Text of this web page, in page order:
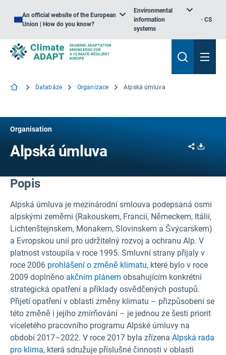
An official website of the European
Union | How do you know?
Environmental
information
systems
CS
Databáze Organizace Alpská úmluva
Organisation
Alpská úmluva Share
Popis
Alpská úmluva je mezinárodní smlouva podepsaná osmi
alpskými zeměmi (Rakouskem, Francií, Německem, Itálií,
Lichtenštejnskem, Monakem, Slovinskem a Švýcarskem)
a Evropskou unií pro udržitelný rozvoj a ochranu Alp. V
platnost vstoupila v roce 1995. Smluvní strany přijaly v
roce 2006 prohlášení o změně klimatu, které bylo v roce
2009 doplněno akčním plánem obsahujícím konkrétní
strategická opatření a příklady osvědčených postupů.
Přijetí opatření v oblasti změny klimatu – přizpůsobení se
této změně i jejího zmírňování – je jednou ze šesti priorit
víceletého pracovního programu Alpské úmluvy na
období 2017–2022. V roce 2017 byla zřízena Alpská rada
pro klima, která sdružuje příslušné činnosti v oblasti